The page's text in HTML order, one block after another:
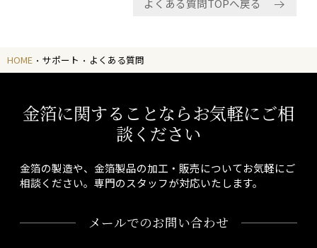
よくある質問TOPへ戻る
HOME サポート よくある質問
金箔に関することならお気軽にご相
談ください
金箔の製造や、金箔製品の加工・販売についてお気軽にご
相談ください。専門のスタッフが対応いたします。
メールでのお問い合わせ